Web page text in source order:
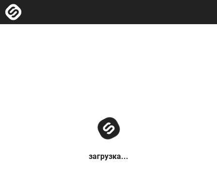
загрузка...